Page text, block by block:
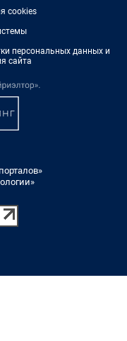
cookies
персональных данных и
сайта